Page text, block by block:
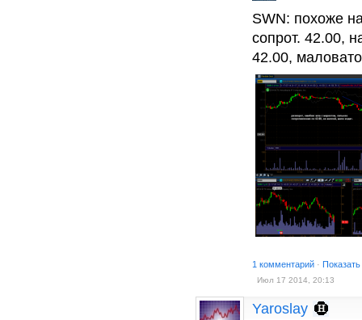
SWN: похоже
сопрот. 42.00,
42.00,
1 комментарий ·
Июл 17 2014, 20:13
Yaroslay